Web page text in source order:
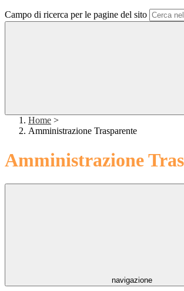
Campo di ricerca per le pagine del sito
Home >
Amministrazione Trasparente
Amministrazione
navigazione